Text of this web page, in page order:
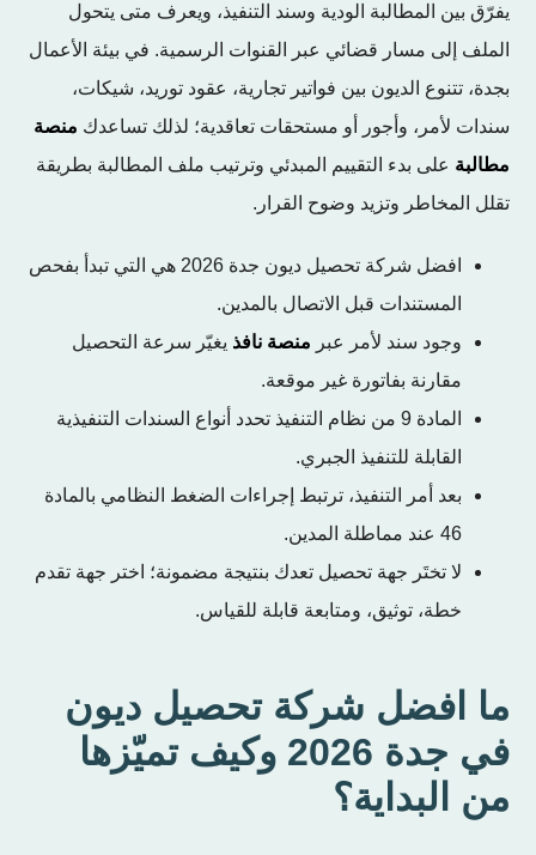
يفرّق بين المطالبة الودية وسند التنفيذ، ويعرف متى يتحول
الملف إلى مسار قضائي عبر القنوات الرسمية. في بيئة الأعمال
بجدة، تتنوع الديون بين فواتير تجارية، عقود توريد، شيكات،
سندات لأمر، وأجور أو مستحقات تعاقدية؛ لذلك تساعدك منصة
مطالبة على بدء التقييم المبدئي وترتيب ملف المطالبة بطريقة
تقلل المخاطر وتزيد وضوح القرار.
افضل شركة تحصيل ديون جدة 2026 هي التي تبدأ بفحص
المستندات قبل الاتصال بالمدين.
وجود سند لأمر عبر منصة نافذ يغيّر سرعة التحصيل
مقارنة بفاتورة غير موقعة.
المادة 9 من نظام التنفيذ تحدد أنواع السندات التنفيذية
القابلة للتنفيذ الجبري.
بعد أمر التنفيذ، ترتبط إجراءات الضغط النظامي بالمادة
46 عند مماطلة المدين.
لا تختَر جهة تحصيل تعدك بنتيجة مضمونة؛ اختر جهة تقدم
خطة، توثيق، ومتابعة قابلة للقياس.
ما افضل شركة تحصيل ديون
في جدة 2026 وكيف تميّزها
من البداية؟